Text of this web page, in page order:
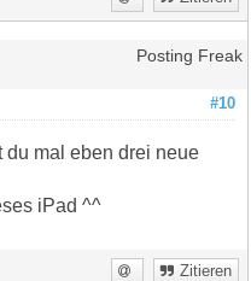
Posting Freak
#10
du mal eben drei neue
iPad ^^
Zitieren